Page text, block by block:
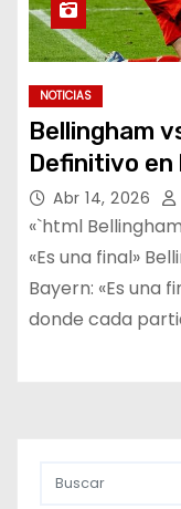
NOTICIAS
Bellingham
Definitivo en
Abr 14, 2026
«`html
«Es una final»
Bayern: «Es una
donde cada